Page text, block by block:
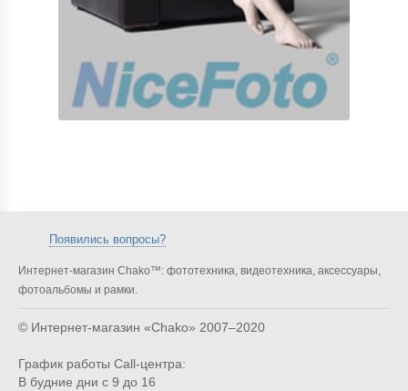
Появились вопросы?
Интернет-магазин Chako™: фототехника, видеотехника, аксессуары,
фотоальбомы и рамки.
© Интернет-магазин «Chako» 2007–2020
График работы Call-центра:
В будние дни с 9 до 16